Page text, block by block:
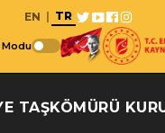
EN TR
TAŞKÖMÜRÜ